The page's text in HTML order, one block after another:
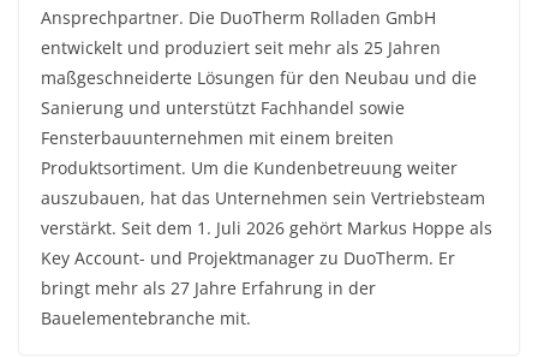
Ansprechpartner. Die DuoTherm Rolladen GmbH
entwickelt und produziert seit mehr als 25 Jahren
maßgeschneiderte Lösungen für den Neubau und die
Sanierung und unterstützt Fachhandel sowie
Fensterbauunternehmen mit einem breiten
Produktsortiment. Um die Kundenbetreuung weiter
auszubauen, hat das Unternehmen sein Vertriebsteam
verstärkt. Seit dem 1. Juli 2026 gehört Markus Hoppe als
Key Account- und Projektmanager zu DuoTherm. Er
bringt mehr als 27 Jahre Erfahrung in der
Bauelementebranche mit.